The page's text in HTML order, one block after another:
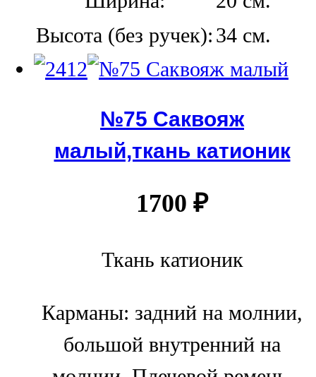
Высота (без ручек): 34 см.
№75 Саквояж
малый,ткань катионик
1700 ₽
Ткань катионик
Карманы: задний на молнии,
большой внутренний на